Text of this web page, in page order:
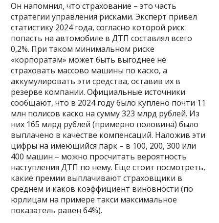
Он напомнил, что страхование – это часть
стратегии управления рисками. Эксперт привел
статистику 2024 года, согласно которой риск
попасть на автомобиле в ДТП составлял всего
0,2%. При таком минимальном риске
«корпоратам» может быть выгоднее не
страховать массово машины по каско, а
аккумулировать эти средства, оставив их в
резерве компании. Официальные источники
сообщают, что в 2024 году было куплено почти 11
млн полисов каско на сумму 323 млрд рублей. Из
них 165 млрд рублей (примерно половина) было
выплачено в качестве компенсаций. Наложив эти
цифры на имеющийся парк – в 100, 200, 300 или
400 машин – можно просчитать вероятность
наступления ДТП по нему. Еще стоит посмотреть,
какие премии выплачивают страховщики в
среднем и каков коэффициент виновности (по
юрлицам на примере такси максимальное
показатель равен 64%).